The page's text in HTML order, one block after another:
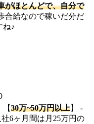
がほとんどで、自分で
合給なので稼いだ分だ
ね♪
30万~50万円以上】 -
6ヶ月間は月25万円の